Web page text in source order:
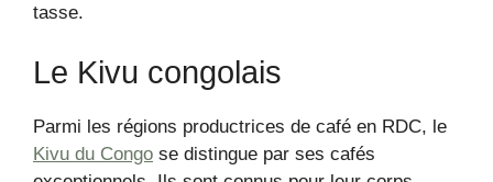
tasse.
Le Kivu congolais
Parmi les régions productrices de café en RDC, le
Kivu du Congo se distingue par ses cafés